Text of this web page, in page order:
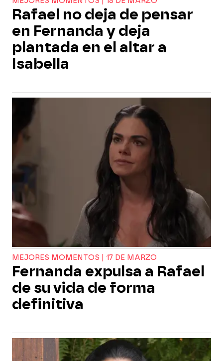
Rafael no deja de pensar
en Fernanda y deja
plantada en el altar a
Isabella
MEJORES MOMENTOS | 17 DE MARZO
Fernanda expulsa a Rafael
de su vida de forma
definitiva